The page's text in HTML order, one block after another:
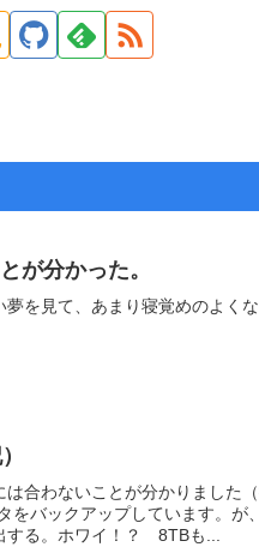
が分かった。
を見て、あまり寝覚めのよくな
合わないことが分かりました
をバックアップしています。が
する。ホワイ！？ 8TBも...